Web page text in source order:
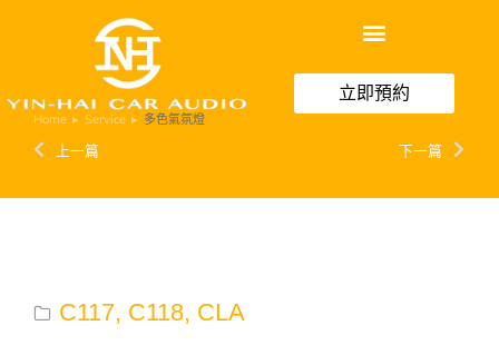
立即預約
You are here:
Home Service 多色氣氛燈
上一篇 下一篇
C117, C118, CLA